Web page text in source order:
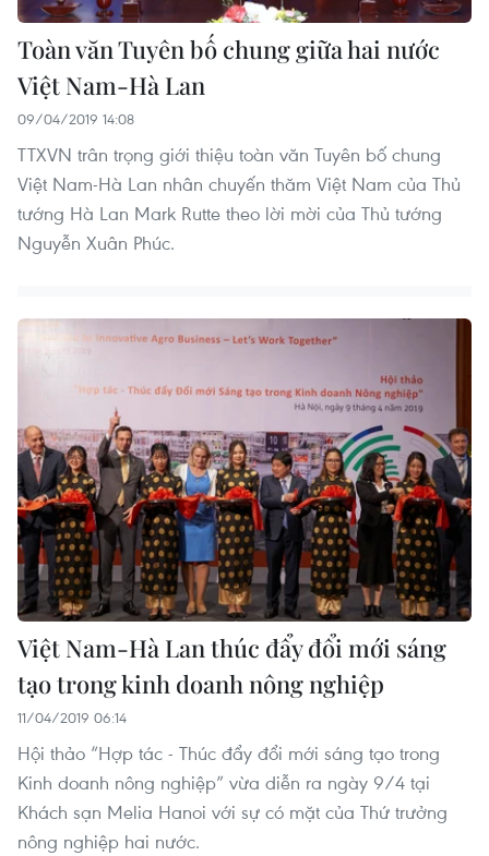
Toàn văn Tuyên bố chung giữa hai nước
Việt Nam-Hà Lan
09/04/2019 14:08
TTXVN trân trọng giới thiệu toàn văn Tuyên bố chung
Việt Nam-Hà Lan nhân chuyến thăm Việt Nam của Thủ
tướng Hà Lan Mark Rutte theo lời mời của Thủ tướng
Nguyễn Xuân Phúc.
Việt Nam-Hà Lan thúc đẩy đổi mới sáng
tạo trong kinh doanh nông nghiệp
11/04/2019 06:14
Hội thảo “Hợp tác - Thúc đẩy đổi mới sáng tạo trong
Kinh doanh nông nghiệp” vừa diễn ra ngày 9/4 tại
Khách sạn Melia Hanoi với sự có mặt của Thứ trưởng
nông nghiệp hai nước.